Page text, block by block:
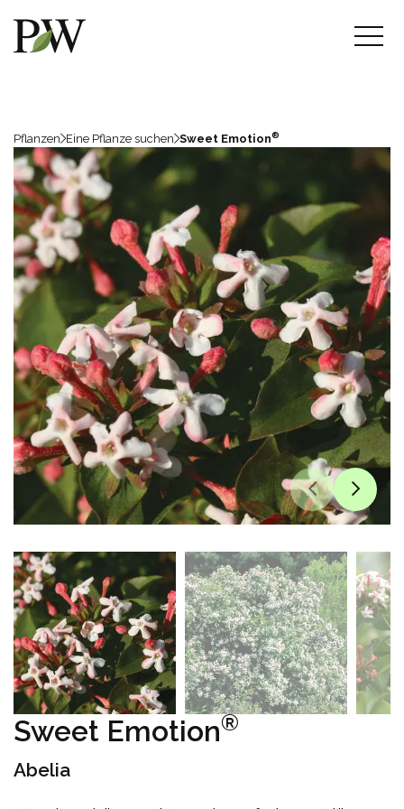
Pflanzen Eine Pflanze suchen Sweet Emotion®
Sweet Emotion®
Abelia